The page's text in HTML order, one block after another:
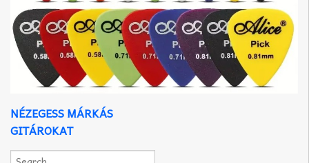
NÉZEGESS MÁRKÁS
GITÁROKAT